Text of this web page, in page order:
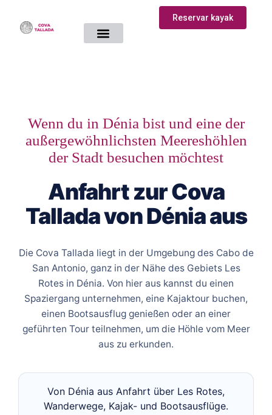
Reservar kayak
Wenn du in Dénia bist und eine der
außergewöhnlichsten Meereshöhlen
der Stadt besuchen möchtest
Anfahrt zur Cova
Tallada von Dénia aus
Die Cova Tallada liegt in der Umgebung des Cabo de
San Antonio, ganz in der Nähe des Gebiets Les
Rotes in Dénia. Von hier aus kannst du einen
Spaziergang unternehmen, eine Kajaktour buchen,
einen Bootsausflug genießen oder an einer
geführten Tour teilnehmen, um die Höhle vom Meer
aus zu erkunden.
Von Dénia aus Anfahrt über Les Rotes,
Wanderwege, Kajak- und Bootsausflüge.